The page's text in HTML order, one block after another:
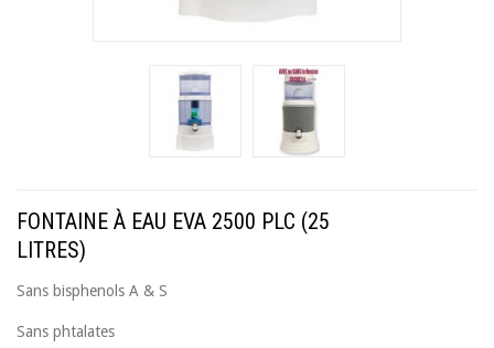
FONTAINE À EAU EVA 2500 PLC (25
LITRES)
Sans bisphenols A & S
Sans phtalates